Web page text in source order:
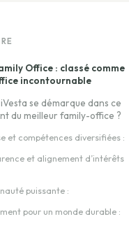
Office : classé comme
incontournable
se démarque dans ce
du meilleur family-office ?
et compétences diversifiées :
et alignement d’intérêts
puissante :
pour un monde durable :